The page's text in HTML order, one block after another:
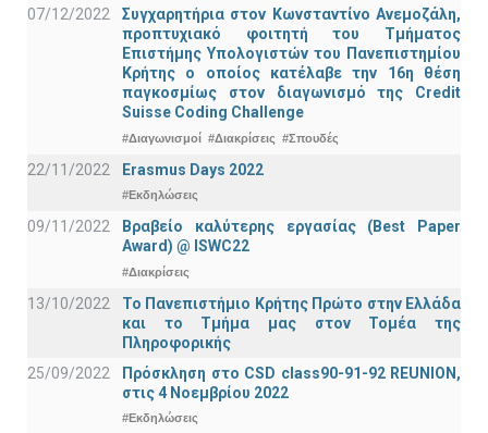
07/12/2022
Συγχαρητήρια στον Κωνσταντίνο Ανεμοζάλη,
προπτυχιακό φοιτητή του Τμήματος
Επιστήμης Υπολογιστών του Πανεπιστημίου
Κρήτης ο οποίος κατέλαβε την 16η θέση
παγκοσμίως στον διαγωνισμό της Credit
Suisse Coding Challenge
#Διαγωνισμοί #Διακρίσεις #Σπουδές
22/11/2022 Erasmus Days 2022
#Εκδηλώσεις
09/11/2022
Βραβείο καλύτερης εργασίας (Best Paper
Award) @ ISWC22
#Διακρίσεις
13/10/2022
Το Πανεπιστήμιο Κρήτης Πρώτο στην Ελλάδα
και το Τμήμα μας στον Τομέα της
Πληροφορικής
25/09/2022
Πρόσκληση στο CSD class90-91-92 REUNION,
στις 4 Νοεμβρίου 2022
#Εκδηλώσεις